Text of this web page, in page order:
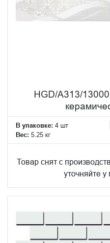
HGD/A313/
В упаковке: 4 шт
Вес: 5.25 кг
Товар снят с
уточняйте